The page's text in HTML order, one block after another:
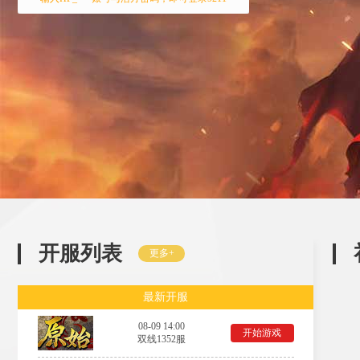
开服列表 更多+
最新开服
08-09 14:00
双线1352服
开始游戏